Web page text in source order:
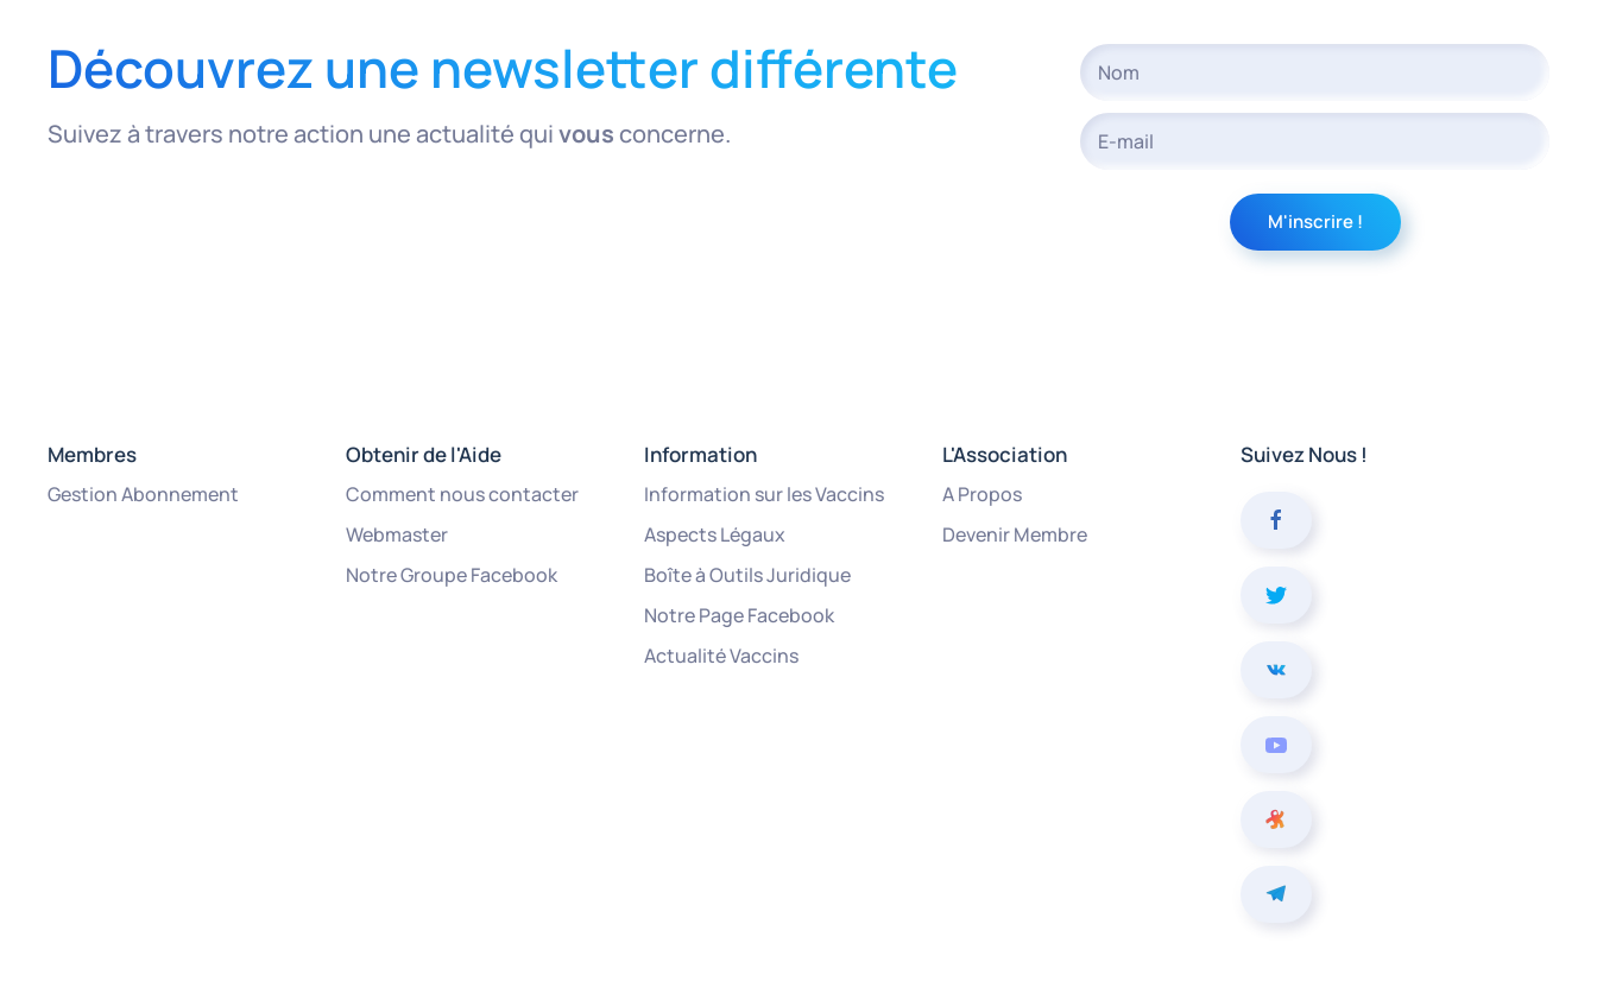
Découvrez une newsletter différente
Suivez à travers notre action une actualité quivousconcerne.
Membres
Gestion Abonnement
Obtenir de l'Aide
Comment nous contacter
Webmaster
Notre Groupe Facebook
Information
Information sur les Vaccins
Aspects Légaux
Boîte à Outils Juridique
Notre Page Facebook
Actualité Vaccins
L'Association
A Propos
Devenir Membre
Suivez Nous !